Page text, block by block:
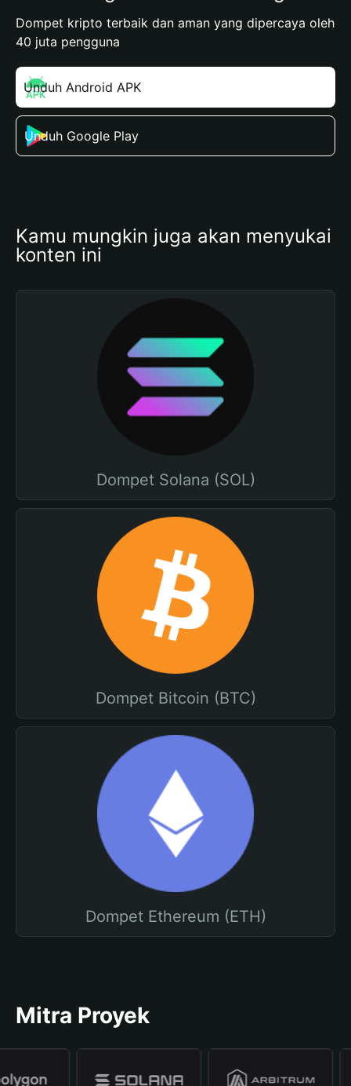
Dompet kripto terbaik dan aman yang dipercaya oleh
40 juta pengguna
Unduh Android APK
Unduh Google Play
Kamu mungkin juga akan menyukai
konten ini
Dompet Solana (SOL)
Dompet Bitcoin (BTC)
Dompet Ethereum (ETH)
Mitra Proyek